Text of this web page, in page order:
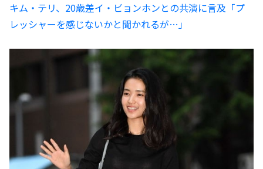
キム・テリ、20歳差イ・ビョンホンとの共演に言及「プ
レッシャーを感じないかと聞かれるが…」